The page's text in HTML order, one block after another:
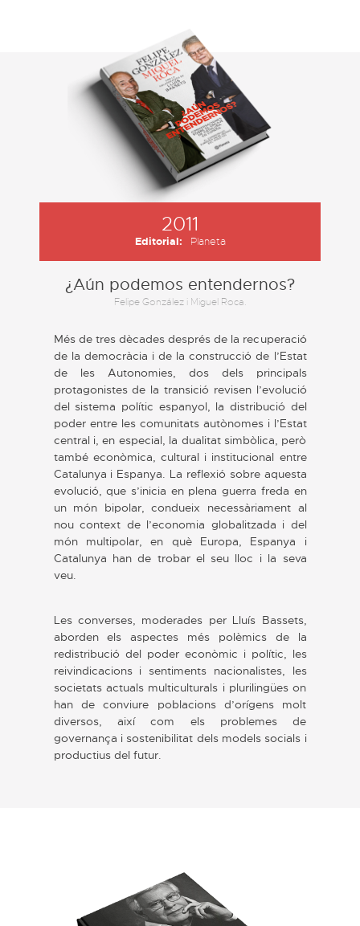
2011
Editorial: Planeta
¿Aún podemos entendernos?
Felipe González i Miguel Roca.
Més de tres dècades després de la recuperació
de la democràcia i de la construcció de l’Estat
de les Autonomies, dos dels principals
protagonistes de la transició revisen l’evolució
del sistema polític espanyol, la distribució del
poder entre les comunitats autònomes i l’Estat
central i, en especial, la dualitat simbòlica, però
també econòmica, cultural i institucional entre
Catalunya i Espanya. La reflexió sobre aquesta
evolució, que s’inicia en plena guerra freda en
un món bipolar, condueix necessàriament al
nou context de l’economia globalitzada i del
món multipolar, en què Europa, Espanya i
Catalunya han de trobar el seu lloc i la seva
veu.
Les converses, moderades per Lluís Bassets,
aborden els aspectes més polèmics de la
redistribució del poder econòmic i polític, les
reivindicacions i sentiments nacionalistes, les
societats actuals multiculturals i plurilingües on
han de conviure poblacions d’orígens molt
diversos, així com els problemes de
governança i sostenibilitat dels models socials i
productius del futur.